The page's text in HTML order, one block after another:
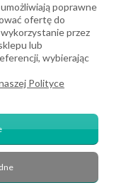
Przemysłowa 8, 43-430
666 100 | "INARI" SPÓŁKA
poprawne
ofertę do
przez
lub
wybierając
Polityce